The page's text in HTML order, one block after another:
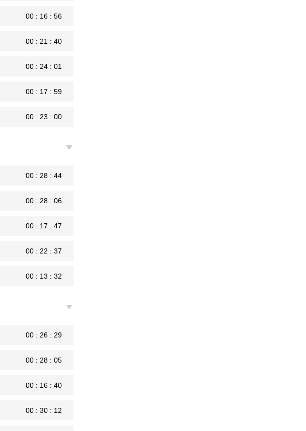
00 : 16 : 56
00 : 21 : 40
00 : 24 : 01
00 : 17 : 59
00 : 23 : 00
00 : 28 : 44
00 : 28 : 06
00 : 17 : 47
00 : 22 : 37
00 : 13 : 32
00 : 26 : 29
00 : 28 : 05
00 : 16 : 40
00 : 30 : 12